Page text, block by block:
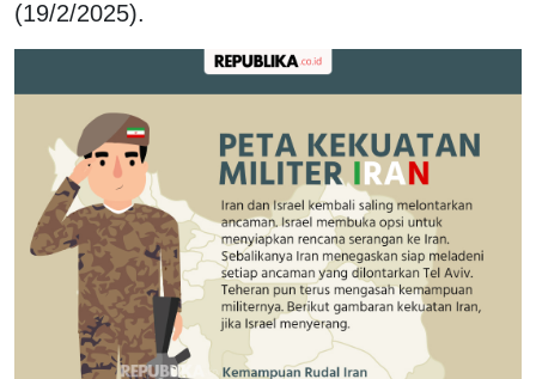
(19/2/2025).